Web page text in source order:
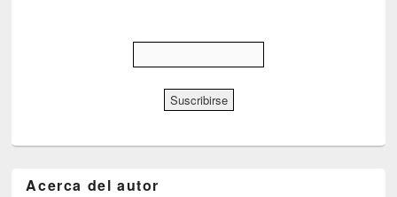
Acerca del autor